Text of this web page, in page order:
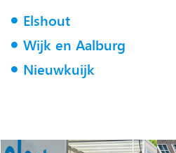
Elshout
Wijk en Aalburg
Nieuwkuijk